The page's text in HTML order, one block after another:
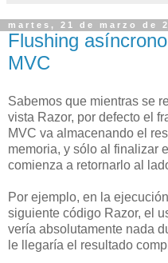
martes, 21 de marzo de
Flushing
MVC
Sabemos que mientras se
vista Razor, por defecto el
MVC va almacenando el
memoria, y sólo al finalizar
comienza a retornarlo al
Por ejemplo, en la
siguiente código Razor, el
vería absolutamente nada
le llegaría el resultado